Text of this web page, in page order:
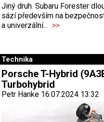
Jiný druh. Subaru Forester
sází především na
a univerzální... >>
Technika
Porsche T-Hybrid
Turbohybrid
Petr Hanke 16.07.2024 13:32